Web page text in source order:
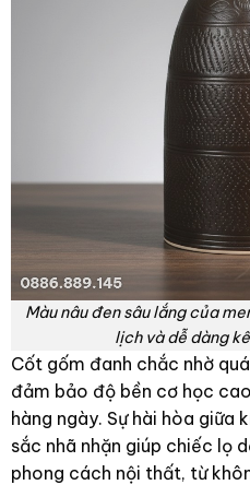
Màu nâu đen sâu lắng của
lịch và dễ dàng
Cốt gốm đanh chắc nhờ
đảm bảo độ bền cơ học
hàng ngày. Sự hài hòa giữa
sắc nhã nhặn giúp chiếc lọ
phong cách nội thất, từ